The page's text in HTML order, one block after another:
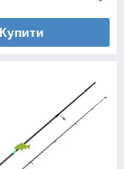
Купити